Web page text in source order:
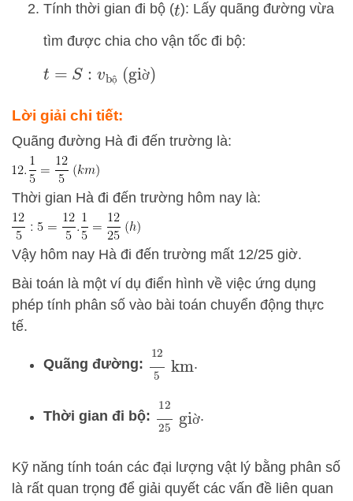
Tính thời gian đi bộ (t): Lấy quãng đường vừa
tìm được chia cho vận tốc đi bộ:
ộ
ờ
t=S :v bộ(giờ)
Lời giải chi tiết:
Quãng đường Hà đi đến trường là:
Thời gian Hà đi đến trường hôm nay là:
Vậy hôm nay Hà đi đến trường mất 12/25 giờ.
Bài toán là một ví dụ điển hình về việc ứng dụng
phép tính phân số vào bài toán chuyển động thực
tế.
Quãng đường: 12 5 .
Thời gian đi bộ: ờ
12 25giờ
.
Kỹ năng tính toán các đại lượng vật lý bằng phân số
là rất quan trọng để giải quyết các vấn đề liên quan